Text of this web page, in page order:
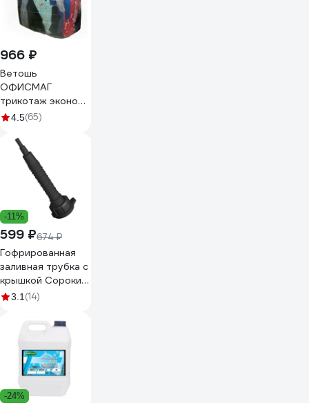
966 ₽
Ветошь
ОФИСМАГ
трикотаж эконом,
лоскуты 40x60 см
плотность 180-
250 г/кв. м, 60
хлопок, 40
синтетика, 10 кг
4.5(65)
-11%
599 ₽674 ₽
Гофрированная
заливная трубка с
крышкой Сорокин
11.658
3.1 (14)
-24%